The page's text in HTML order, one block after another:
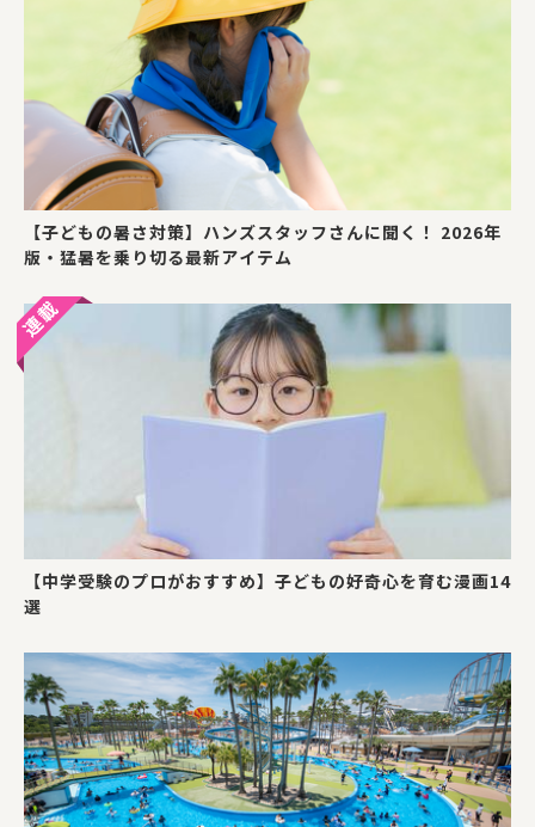
【子どもの暑さ対策】ハンズスタッフさんに聞く！ 2026年
版・猛暑を乗り切る最新アイテム
【中学受験のプロがおすすめ】子どもの好奇心を育む漫画14
選